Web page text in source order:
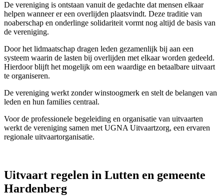
De vereniging is ontstaan vanuit de gedachte dat mensen elkaar
helpen wanneer er een overlijden plaatsvindt. Deze traditie van
noaberschap en onderlinge solidariteit vormt nog altijd de basis van
de vereniging.
Door het lidmaatschap dragen leden gezamenlijk bij aan een
systeem waarin de lasten bij overlijden met elkaar worden gedeeld.
Hierdoor blijft het mogelijk om een waardige en betaalbare uitvaart
te organiseren.
De vereniging werkt zonder winstoogmerk en stelt de belangen van
leden en hun families centraal.
Voor de professionele begeleiding en organisatie van uitvaarten
werkt de vereniging samen met UGNA Uitvaartzorg, een ervaren
regionale uitvaartorganisatie.
Uitvaart regelen in Lutten en gemeente
Hardenberg